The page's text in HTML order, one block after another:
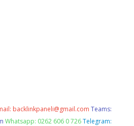
backlinkpaneli@gmail.com Teams:
Whatsapp: 0262 606 0 726 Telegram: